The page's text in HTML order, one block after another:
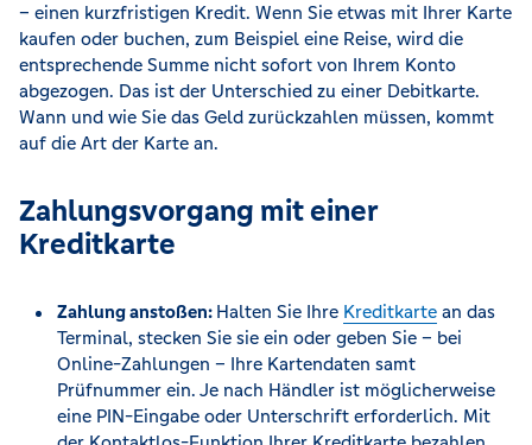
– einen kurzfristigen Kredit. Wenn Sie etwas mit Ihrer Karte
kaufen oder buchen, zum Beispiel eine Reise, wird die
entsprechende Summe nicht sofort von Ihrem Konto
abgezogen. Das ist der Unterschied zu einer Debitkarte.
Wann und wie Sie das Geld zurückzahlen müssen, kommt
auf die Art der Karte an.
Zahlungsvorgang mit einer
Kreditkarte
Zahlung anstoßen: Halten Sie Ihre Kreditkarte an das
Terminal, stecken Sie sie ein oder geben Sie – bei
Online-Zahlungen – Ihre Kartendaten samt
Prüfnummer ein. Je nach Händler ist möglicherweise
eine PIN-Eingabe oder Unterschrift erforderlich. Mit